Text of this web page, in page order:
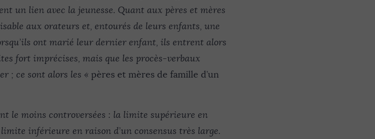
un lien avec la jeunesse. Quant aux pères et mères
aux orateurs et, entourés de leurs enfants, une
ont marié leur dernier enfant, ils entrent alors
fort imprécises, mais que les procès-verbaux
; ce sont alors les « pères et mères de famille d’un
le moins controversées : la limite supérieure en
inférieure en raison d’un consensus très large.